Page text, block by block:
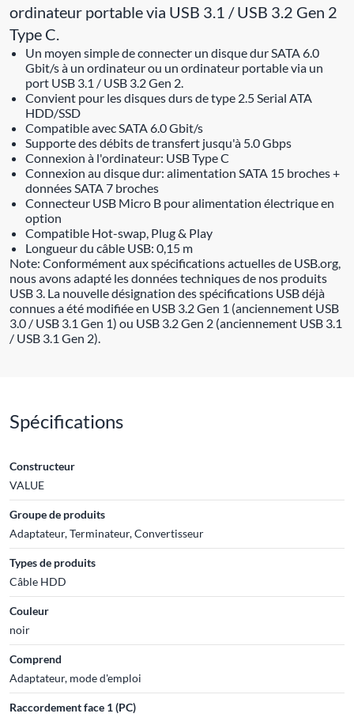
ordinateur portable via USB 3.1 / USB 3.2 Gen 2
Type C.
Un moyen simple de connecter un disque dur SATA 6.0
Gbit/s à un ordinateur ou un ordinateur portable via un
port USB 3.1 / USB 3.2 Gen 2.
Convient pour les disques durs de type 2.5 Serial ATA
HDD/SSD
Compatible avec SATA 6.0 Gbit/s
Supporte des débits de transfert jusqu'à 5.0 Gbps
Connexion à l'ordinateur: USB Type C
Connexion au disque dur: alimentation SATA 15 broches +
données SATA 7 broches
Connecteur USB Micro B pour alimentation électrique en
option
Compatible Hot-swap, Plug & Play
Longueur du câble USB: 0,15 m
Note: Conformément aux spécifications actuelles de USB.org,
nous avons adapté les données techniques de nos produits
USB 3. La nouvelle désignation des spécifications USB déjà
connues a été modifiée en USB 3.2 Gen 1 (anciennement USB
3.0 / USB 3.1 Gen 1) ou USB 3.2 Gen 2 (anciennement USB 3.1
/ USB 3.1 Gen 2).
Spécifications
Constructeur
VALUE
Groupe de produits
Adaptateur, Terminateur, Convertisseur
Types de produits
Câble HDD
Couleur
noir
Comprend
Adaptateur, mode d'emploi
Raccordement face 1 (PC)